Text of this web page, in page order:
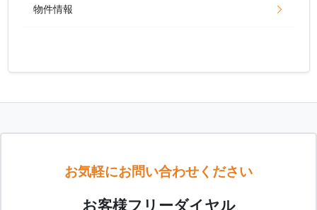
物件情報
お気軽にお問い合わせください
お客様フリーダイヤル